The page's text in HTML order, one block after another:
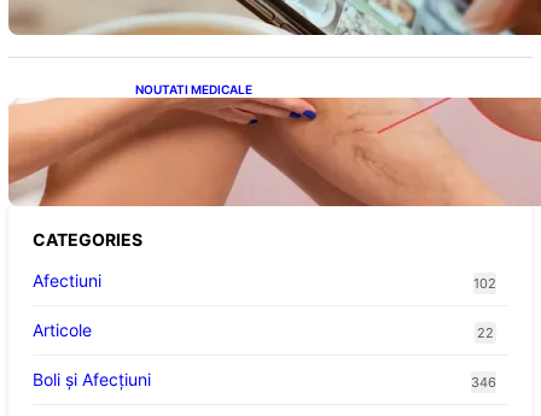
NOUTATI MEDICALE
Varicele și Umflarea Picioarelor pe Caniculă:
Înțelegerea Simptomelor și Măsurilor de
Prevenție
CATEGORIES
Afectiuni
102
Articole 22
Boli și Afecțiuni 346